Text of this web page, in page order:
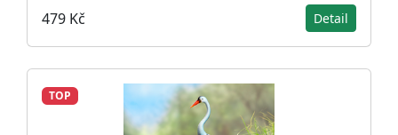
479 Kč Detail
TOP